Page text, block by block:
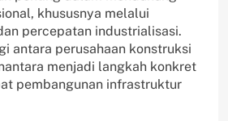
khususnya melalui
percepatan industrialisasi.
antara perusahaan konstruksi
menjadi langkah konkret
pembangunan infrastruktur